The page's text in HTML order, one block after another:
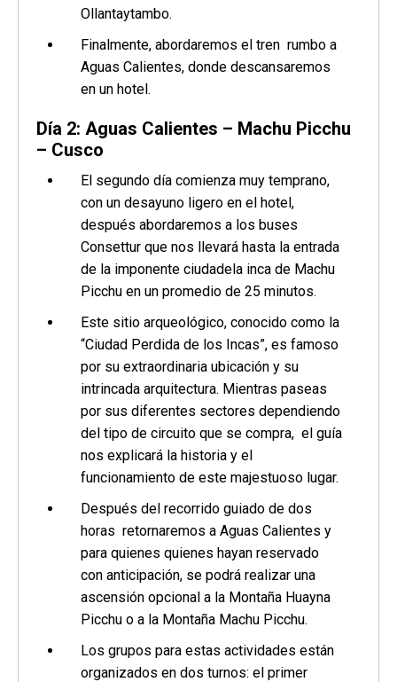
Ollantaytambo.
Finalmente, abordaremos el tren rumbo a
Aguas Calientes, donde descansaremos
en un hotel.
Día 2: Aguas Calientes – Machu Picchu
– Cusco
El segundo día comienza muy temprano,
con un desayuno ligero en el hotel,
después abordaremos a los buses
Consettur que nos llevará hasta la entrada
de la imponente ciudadela inca de Machu
Picchu en un promedio de 25 minutos.
Este sitio arqueológico, conocido como la
“Ciudad Perdida de los Incas”, es famoso
por su extraordinaria ubicación y su
intrincada arquitectura. Mientras paseas
por sus diferentes sectores dependiendo
del tipo de circuito que se compra, el guía
nos explicará la historia y el
funcionamiento de este majestuoso lugar.
Después del recorrido guiado de dos
horas retornaremos a Aguas Calientes y
para quienes quienes hayan reservado
con anticipación, se podrá realizar una
ascensión opcional a la Montaña Huayna
Picchu o a la Montaña Machu Picchu.
Los grupos para estas actividades están
organizados en dos turnos: el primer